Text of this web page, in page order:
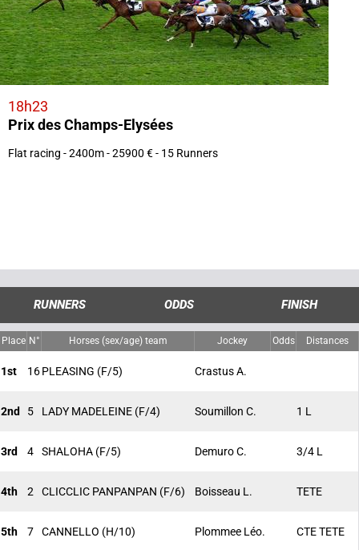
18h23
Prix des Champs-Elysées
Flat racing - 2400m - 25900 € - 15 Runners
RUNNERS ODDS FINISH
Place N° Horses (sex/age) team Jockey Odds Distances
1st 16PLEASING (F/5) Crastus A.
2nd 5 LADY MADELEINE (F/4) Soumillon C. 1 L
3rd 4 SHALOHA (F/5) Demuro C. 3/4 L
4th 2 CLICCLIC PANPANPAN (F/6) Boisseau L. TETE
5th 7 CANNELLO (H/10) Plommee Léo. CTE TETE